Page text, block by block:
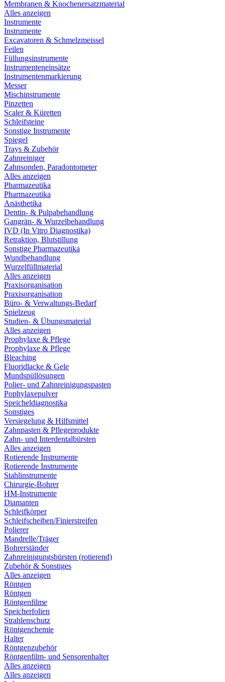
Membranen & Knochenersatzmaterial
Alles anzeigen
Instrumente
Instrumente
Excavatoren & Schmelzmeissel
Feilen
Füllungsinstrumente
Instrumenteneinsätze
Instrumentenmarkierung
Messer
Mischinstrumente
Pinzetten
Scaler & Küretten
Schleifsteine
Sonstige Instrumente
Spiegel
Trays & Zubehör
Zahnreiniger
Zahnsonden, Paradontometer
Alles anzeigen
Pharmazeutika
Pharmazeutika
Anästhetika
Dentin- & Pulpabehandlung
Gangrän- & Wurzelbehandlung
IVD (In Vitro Diagnostika)
Retraktion, Blutstillung
Sonstige Pharmazeutika
Wundbehandlung
Wurzelfüllmaterial
Alles anzeigen
Praxisorganisation
Praxisorganisation
Büro- & Verwaltungs-Bedarf
Spielzeug
Studien- & Übungsmaterial
Alles anzeigen
Prophylaxe & Pflege
Prophylaxe & Pflege
Bleaching
Fluoridlacke & Gele
Mundspüllösungen
Polier- und Zahnreinigungspasten
Pophylaxepulver
Speicheldiagnostika
Sonstiges
Versiegelung & Hilfsmittel
Zahnpasten & Pflegeprodukte
Zahn- und Interdentalbürsten
Alles anzeigen
Rotierende Instrumente
Rotierende Instrumente
Stahlinstrumente
Chirurgie-Bohrer
HM-Instrumente
Diamanten
Schleifkörper
Schleifscheiben/Finierstreifen
Polierer
Mandrelle/Träger
Bohrerständer
Zahnreinigungsbürsten (rotierend)
Zubehör & Sonstiges
Alles anzeigen
Röntgen
Röntgen
Röntgenfilme
Speicherfolien
Strahlenschutz
Röntgenchemie
Halter
Röntgenzubehör
Röntgenfilm- und Sensorenhalter
Alles anzeigen
Alles anzeigen